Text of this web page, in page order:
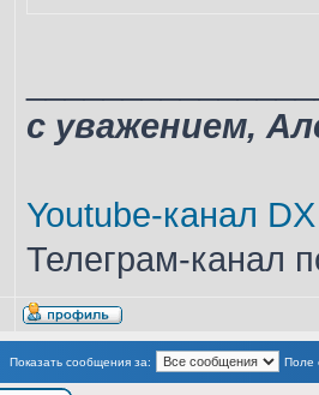
с уважением,
Youtube-канал
Телеграм-канал
Показать сообщения за: Поле